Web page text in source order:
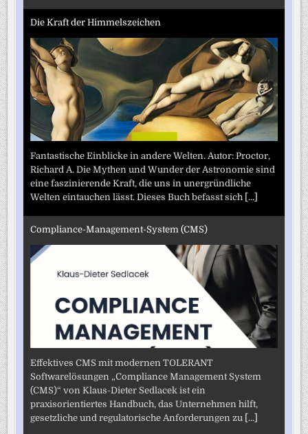
Die Kraft der Himmelszeichen
Fantastische Einblicke in andere Welten. Autor: Proctor,
Richard A. Die Mythen und Wunder der Astronomie sind
eine faszinierende Kraft, die uns in unergründliche
Welten eintauchen lässt. Dieses Buch befasst sich [...]
Compliance-Management-System (CMS)
Effektives CMS mit modernen TOLERANT
Softwarelösungen „Compliance Management System
(CMS)“ von Klaus-Dieter Sedlacek ist ein
praxisorientiertes Handbuch, das Unternehmen hilft,
gesetzliche und regulatorische Anforderungen zu [...]